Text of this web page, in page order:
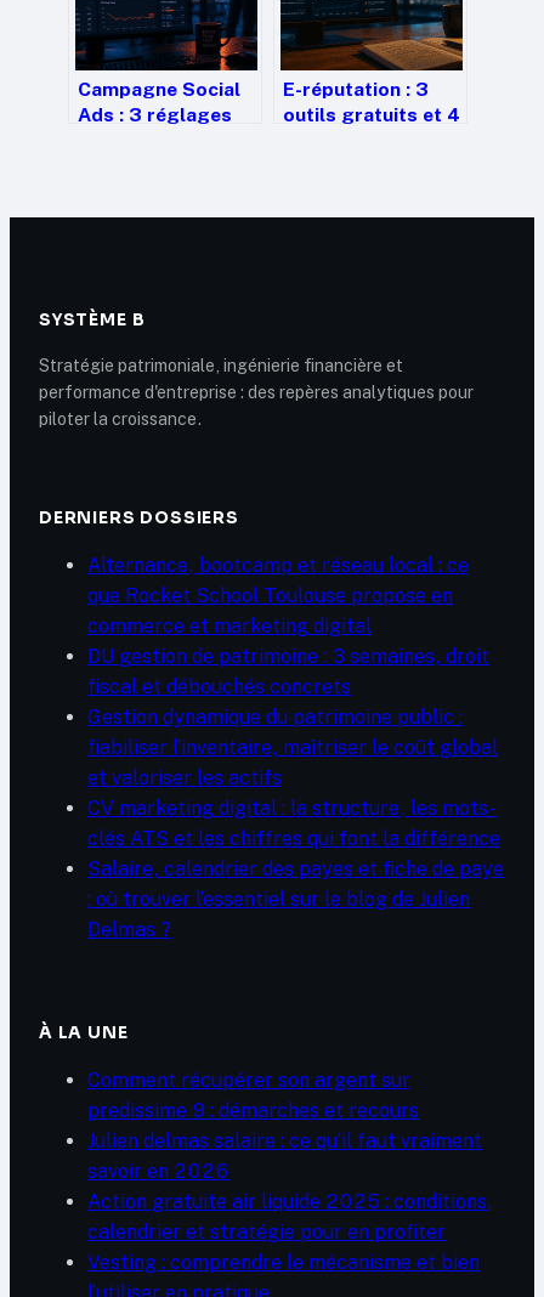
Campagne Social
Ads : 3 réglages
gaspillage
E-réputation : 3
outils gratuits et 4
SYSTÈME B
Stratégie patrimoniale, ingénierie financière et
performance d'entreprise : des repères analytiques pour
piloter la croissance.
DERNIERS DOSSIERS
Alternance, bootcamp et réseau local : ce
que Rocket School Toulouse propose en
commerce et marketing digital
DU gestion de patrimoine : 3 semaines, droit
fiscal et débouchés concrets
Gestion dynamique du patrimoine public :
fiabiliser l’inventaire, maîtriser le coût global
et valoriser les actifs
CV marketing digital : la structure, les mots-
clés ATS et les chiffres qui font la différence
Salaire, calendrier des payes et fiche de paye
: où trouver l’essentiel sur le blog de Julien
Delmas ?
À LA UNE
Comment récupérer son argent sur
predissime 9 : démarches et recours
Julien delmas salaire : ce qu’il faut vraiment
savoir en 2026
Action gratuite air liquide 2025 : conditions,
calendrier et stratégie pour en profiter
Vesting : comprendre le mécanisme et bien